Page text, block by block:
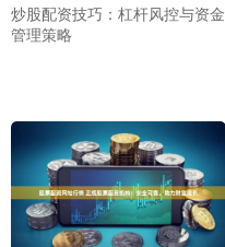
炒股配资技巧：杠杆风控与资金
管理策略